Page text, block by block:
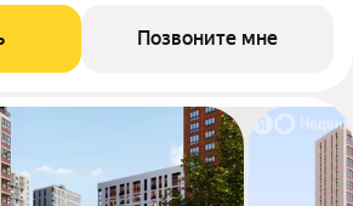
Позвоните мне